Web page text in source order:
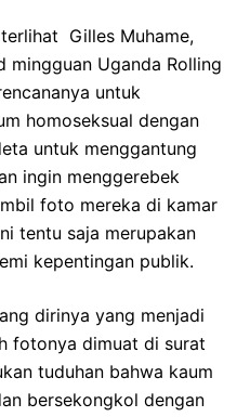
Gilles Muhame,
mingguan Uganda Rolling
untuk
homoseksual dengan
untuk menggantung
ingin menggerebek
foto mereka di kamar
tentu saja merupakan
kepentingan publik.
dirinya yang menjadi
fotonya dimuat di surat
tuduhan bahwa kaum
bersekongkol dengan